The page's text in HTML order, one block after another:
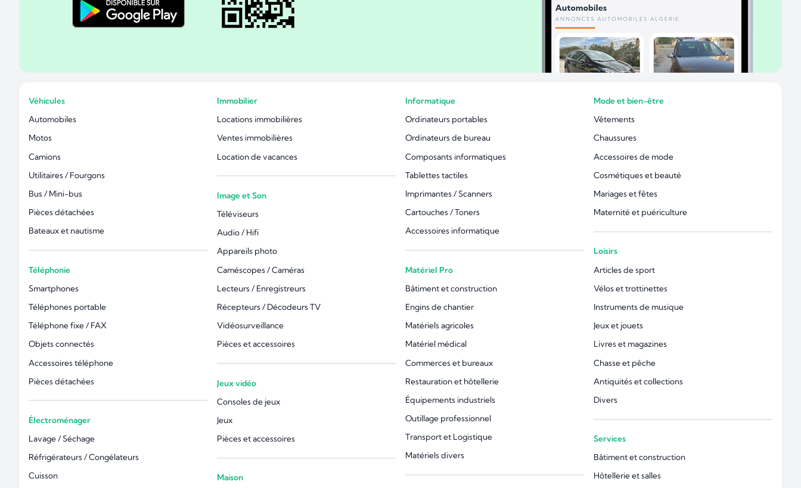
Véhicules
Automobiles
Motos
Camions
Utilitaires / Fourgons
Bus / Mini-bus
Pièces détachées
Bateaux et nautisme
Téléphonie
Smartphones
Téléphones portable
Téléphone fixe / FAX
Objets connectés
Accessoires téléphone
Pièces détachées
Électroménager
Lavage / Séchage
Réfrigérateurs / Congélateurs
Cuisson
Immobilier
Locations immobilières
Ventes immobilières
Location de vacances
Image et Son
Téléviseurs
Audio / Hifi
Appareils photo
Caméscopes / Caméras
Lecteurs / Enregistreurs
Récepteurs / Décodeurs TV
Vidéosurveillance
Pièces et accessoires
Jeux vidéo
Consoles de jeux
Jeux
Pièces et accessoires
Maison
Informatique
Ordinateurs portables
Ordinateurs de bureau
Composants informatiques
Tablettes tactiles
Imprimantes / Scanners
Cartouches / Toners
Accessoires informatique
Matériel Pro
Bâtiment et construction
Engins de chantier
Matériels agricoles
Matériel médical
Commerces et bureaux
Restauration et hôtellerie
Équipements industriels
Outillage professionnel
Transport et Logistique
Matériels divers
Mode et bien-être
Vêtements
Chaussures
Accessoires de mode
Cosmétiques et beauté
Mariages et fêtes
Maternité et puériculture
Loisirs
Articles de sport
Vélos et trottinettes
Instruments de musique
Jeux et jouets
Livres et magazines
Chasse et pêche
Antiquités et collections
Divers
Services
Bâtiment et construction
Hôtellerie et salles